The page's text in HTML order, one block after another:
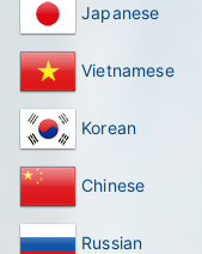
Japanese
Vietnamese
Korean
Chinese
Russian